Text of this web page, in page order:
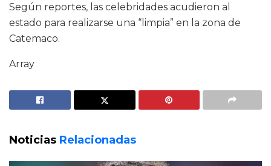
Según reportes, las celebridades acudieron al
estado para realizarse una “limpia” en la zona de
Catemaco.
Array
Noticias Relacionadas